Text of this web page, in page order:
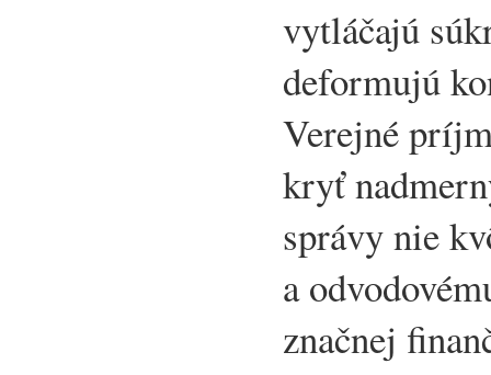
vytláčajú
deformujú
Verejné
kryť
správy nie
a
značnej